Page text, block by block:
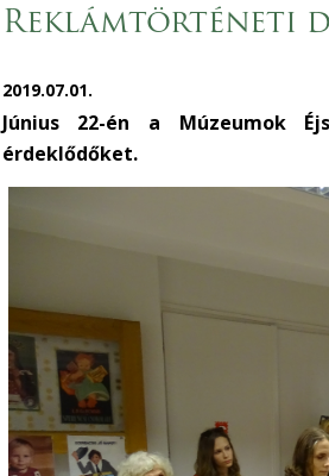
Reklámtörténeti
2019.07.01.
Június 22-én a Múzeumok
érdeklődőket.